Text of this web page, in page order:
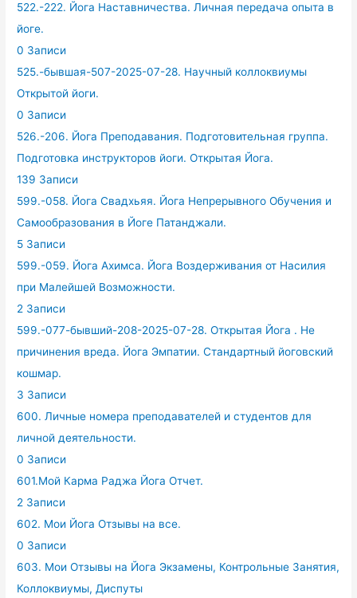
522.-222. Йога Наставничества. Личная передача опыта в
йоге.
0 Записи
525.-бывшая-507-2025-07-28. Научный коллоквиумы
Открытой йоги.
0 Записи
526.-206. Йога Преподавания. Подготовительная группа.
Подготовка инструкторов йоги. Открытая Йога.
139 Записи
599.-058. Йога Свадхьяя. Йога Непрерывного Обучения и
Самообразования в Йоге Патанджали.
5 Записи
599.-059. Йога Ахимса. Йога Воздерживания от Насилия
при Малейшей Возможности.
2 Записи
599.-077-бывший-208-2025-07-28. Открытая Йога . Не
причинения вреда. Йога Эмпатии. Стандартный йоговский
кошмар.
3 Записи
600. Личные номера преподавателей и студентов для
личной деятельности.
0 Записи
601.Мой Карма Раджа Йога Отчет.
2 Записи
602. Мои Йога Отзывы на все.
0 Записи
603. Мои Отзывы на Йога Экзамены, Контрольные Занятия,
Коллоквиумы, Диспуты